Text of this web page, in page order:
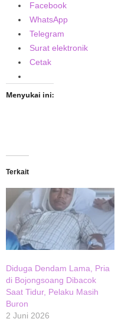
Facebook
WhatsApp
Telegram
Surat elektronik
Cetak
Menyukai ini:
Terkait
Diduga Dendam Lama, Pria
di Bojongsoang Dibacok
Saat Tidur, Pelaku Masih
Buron
2 Juni 2026